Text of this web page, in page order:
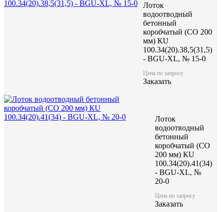
Лоток
водоотводный
бетонный
коробчатый (CO 200
мм) КU
100.34(20).38,5(31,5)
- BGU-XL, № 15-0
Цена по запросу
Заказать
Лоток
водоотводный
бетонный
коробчатый (CO
200 мм) КU
100.34(20).41(34)
- BGU-XL, №
20-0
Цена по запросу
Заказать